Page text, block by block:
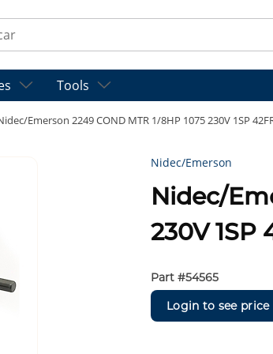
Tools
Emerson 2249 COND MTR 1/8HP 1075 230V 1SP
Nidec/Emerson
Nidec/
230V 1SP
Part #54565
Login to see price